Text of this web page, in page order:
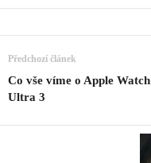
Předchozí článek
Co vše víme o Apple Watch
Ultra 3